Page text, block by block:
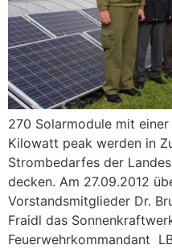
270 Solarmodule mit
Kilowatt peak werden in
Strombedarfes der
decken. Am 27.09.2012
Vorstandsmitglieder Dr.
Fraidl das
Feuerwehrkommandant